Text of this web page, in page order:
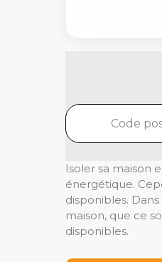
Isoler sa maison
énergétique.
disponibles.
maison, que ce
disponibles.